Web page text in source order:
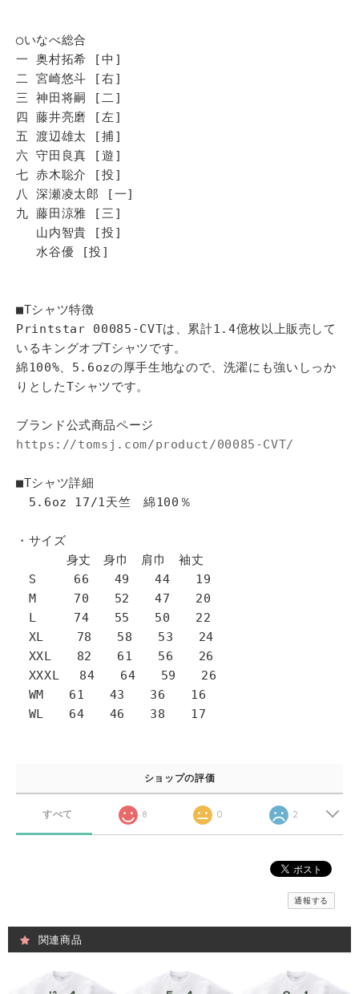
◯いなべ総合
一 奥村拓希 [中]
二 宮崎悠斗 [右]
三 神田将嗣 [二]
四 藤井亮磨 [左]
五 渡辺雄太 [捕]
六 守田良真 [遊]
七 赤木聡介 [投]
八 深瀬凌太郎 [一]
九 藤田涼雅 [三]
山内智貴 [投]
水谷優 [投]
■Tシャツ特徴
Printstar 00085-CVTは、累計1.4億枚以上販売して
いるキングオブTシャツです。
綿100%、5.6ozの厚手生地なので、洗濯にも強いしっか
りとしたTシャツです。
ブランド公式商品ページ
https://tomsj.com/product/00085-CVT/
■Tシャツ詳細
5.6oz 17/1天竺 綿100％
・サイズ
身丈 身巾 肩巾 袖丈
S 66 49 44 19
M 70 52 47 20
L 74 55 50 22
XL 78 58 53 24
XXL 82 61 56 26
XXXL 84 64 59 26
WM 61 43 36 16
WL 64 46 38 17
ショップの評価
すべて 8 0 2
通報する
関連商品